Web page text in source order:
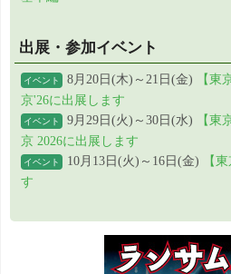
出展・参加イベント
イベント 8月20日(木)～21日(金)
【東
京'26に出展します
イベント 9月29日(火)～30日(水)
【東
京 2026に出展します
イベント 10月13日(火)～16日(金)
【
す